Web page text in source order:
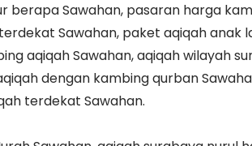
berapa Sawahan, pasaran harga
Sawahan, paket aqiqah anak
aqiqah Sawahan, aqiqah wilayah
dengan kambing qurban
terdekat Sawahan.